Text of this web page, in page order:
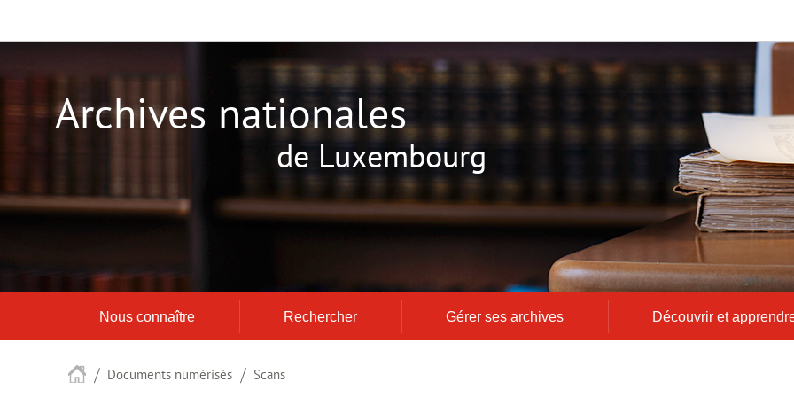
Archives nationales
de Luxembourg
Nous connaître Rechercher Gérer ses archives Découvrir et
Accueil
Documents numérisés Scans